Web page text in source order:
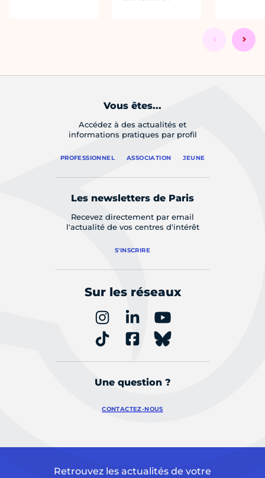
Vous êtes...
Accédez à des actualités et
informations pratiques par profil
PROFESSIONNEL ASSOCIATION JEUNE
Les newsletters de Paris
Recevez directement par email
l'actualité de vos centres d'intérêt
S'INSCRIRE
Sur les réseaux
Une question ?
CONTACTEZ-NOUS
Retrouvez les actualités de votre